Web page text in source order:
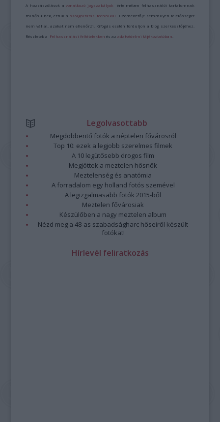
A hozzászólások avonatkozó jogszabályok értelmében felhasználói tartalomnak
minősülnek, értük a szolgáltatás technikai üzemeltetője semmilyen felelősséget
nem vállal, azokat nem ellenőrzi. Kifogás esetén forduljon a blog szerkesztőjéhez.
Részletek a Felhasználási feltételekben és azadatvédelmi tájékoztatóban
Legolvasottabb
Megdöbbentő fotók a néptelen fővárosról
Top 10: ezek a legjobb szerelmes filmek
A 10 legütősebb drogos film
Megjöttek a meztelen hősnők
Meztelenség és anatómia
A forradalom egy holland fotós szemével
A legizgalmasabb fotók 2015-ből
Meztelen fővárosiak
Készülőben a nagy meztelen album
Nézd meg a 48-as szabadságharc hőseiről készült
fotókat!
Hírlevél feliratkozás